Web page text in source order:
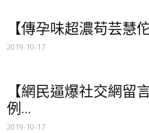
【傳孕味超濃苟芸慧
2019-10-17
【網民逼爆社交網留
例...
2019-10-17